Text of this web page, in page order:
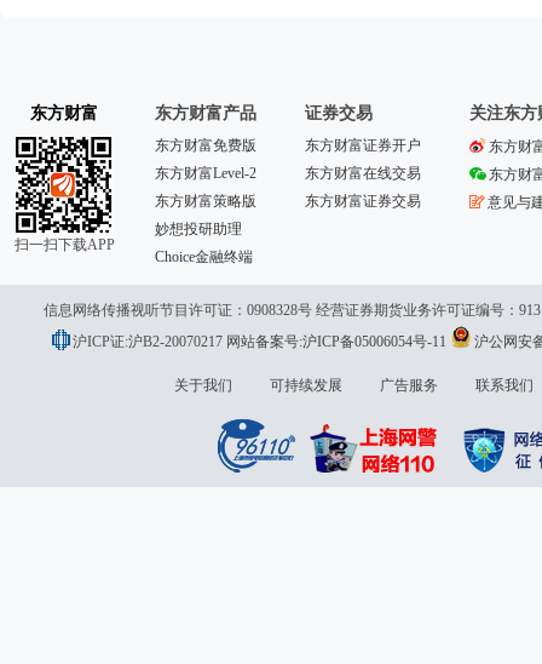
东方财富
扫一扫下载APP
东方财富产品
东方财富免费版
东方财富Level-2
东方财富策略版
妙想投研助理
Choice金融终端
证券交易
东方财富证券开户
东方财富在线交易
东方财富证券交易
关注东方
东方财
东方财
意见与
信息网络传播视听节目许可证：0908328号 经营证券期货业务许可证编号：
议
沪ICP证:沪B2-20070217 网站备案号:沪ICP备05006054号-11 沪公网安
关于我们 可持续发展 广告服务 联系我们